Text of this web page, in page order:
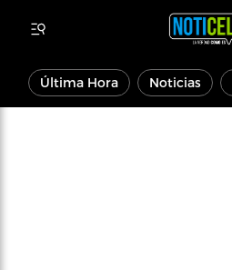
Última Hora Noticias